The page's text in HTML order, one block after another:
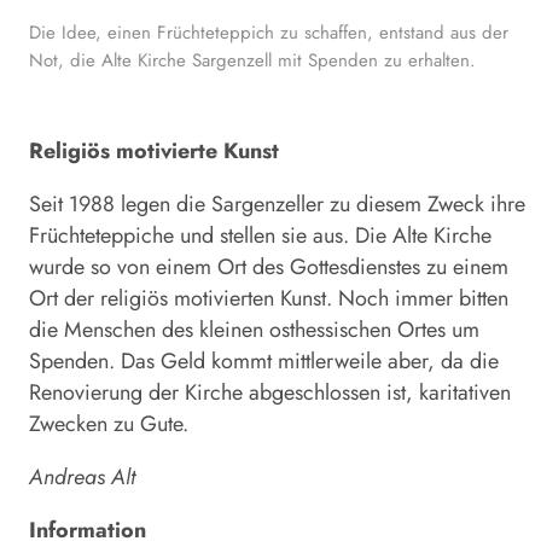
Die Idee, einen Früchteteppich zu schaffen, entstand aus der
Not, die Alte Kirche Sargenzell mit Spenden zu erhalten.
Religiös motivierte Kunst
Seit 1988 legen die Sargenzeller zu diesem Zweck ihre
Früchteteppiche und stellen sie aus. Die Alte Kirche
wurde so von einem Ort des Gottesdienstes zu einem
Ort der religiös motivierten Kunst. Noch immer bitten
die Menschen des kleinen osthessischen Ortes um
Spenden. Das Geld kommt mittlerweile aber, da die
Renovierung der Kirche abgeschlossen ist, karitativen
Zwecken zu Gute.
Andreas Alt
Information